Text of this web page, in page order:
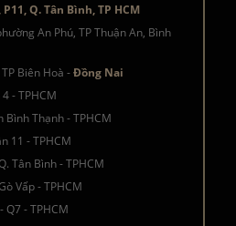
Q. Tân Bình, TP HCM
An Phú, TP Thuận An, Bình
Biên Hoà -Đồng Nai
- TPHCM
Thạnh - TPHCM
11 - TPHCM
Tân Bình - TPHCM
Vấp - TPHCM
Q7 - TPHCM